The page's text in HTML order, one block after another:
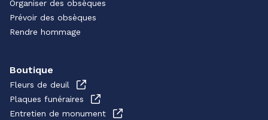
Organiser des obsèques
Prévoir des obsèques
Rendre hommage
Boutique
Fleurs de deuil
Plaques funéraires
Entretien de monument